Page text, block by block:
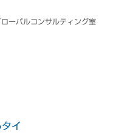
ーバルコンサルティング室
イ